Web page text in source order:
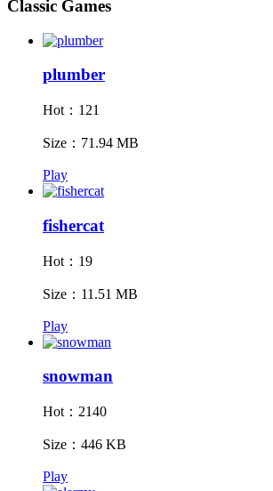
Classic Games
plumber
Hot：121
Size：71.94 MB
Play
fishercat
Hot：19
Size：11.51 MB
Play
snowman
Hot：2140
Size：446 KB
Play